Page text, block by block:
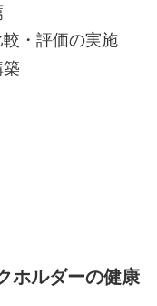
・評価の実施
ホルダーの健康